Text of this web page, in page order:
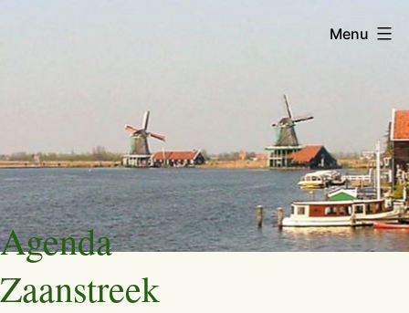
Ga
naar
de
inhoud
Agenda
Zaanstreek
Menu